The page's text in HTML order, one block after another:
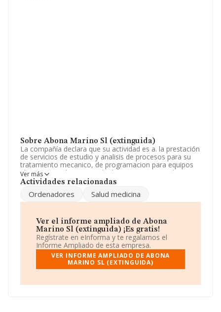
Sobre Abona Marino Sl (extinguida)
La compañía declara que su actividad es a. la prestación
de servicios de estudio y analisis de procesos para su
tratamiento mecanico, de programacion para equipos
electronicos, de registro de datos en soportes de
entrada para ordenadores. La empresa aparece inscrita
CNAE corresponde a 6820 con código 'Alquiler de
bienes inmobiliarios por cuenta propia'. La empresa no
La compañía Abona Marino S.L (extinguida)
B38683116, se encuentra en Calle Roque De Jama Ed
Colina Dorada núm. 12 Loc, (38640), Arona, en Santa
Cruz De Tenerife, Islas Canarias.
En base a la información de la que dispone INFORMA
nacional alcanza los 22.737 millones de euros y se
Ver más
Actividades relacionadas
Ordenadores Salud medicina
Ver el informe ampliado de Abona
Marino Sl (extinguida) ¡Es gratis!
Regístrate en eInforma y te regalamos el
Informe Ampliado de esta empresa.
VER INFORME AMPLIADO DE ABONA
MARINO SL (EXTINGUIDA)